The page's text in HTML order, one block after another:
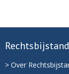
> Over